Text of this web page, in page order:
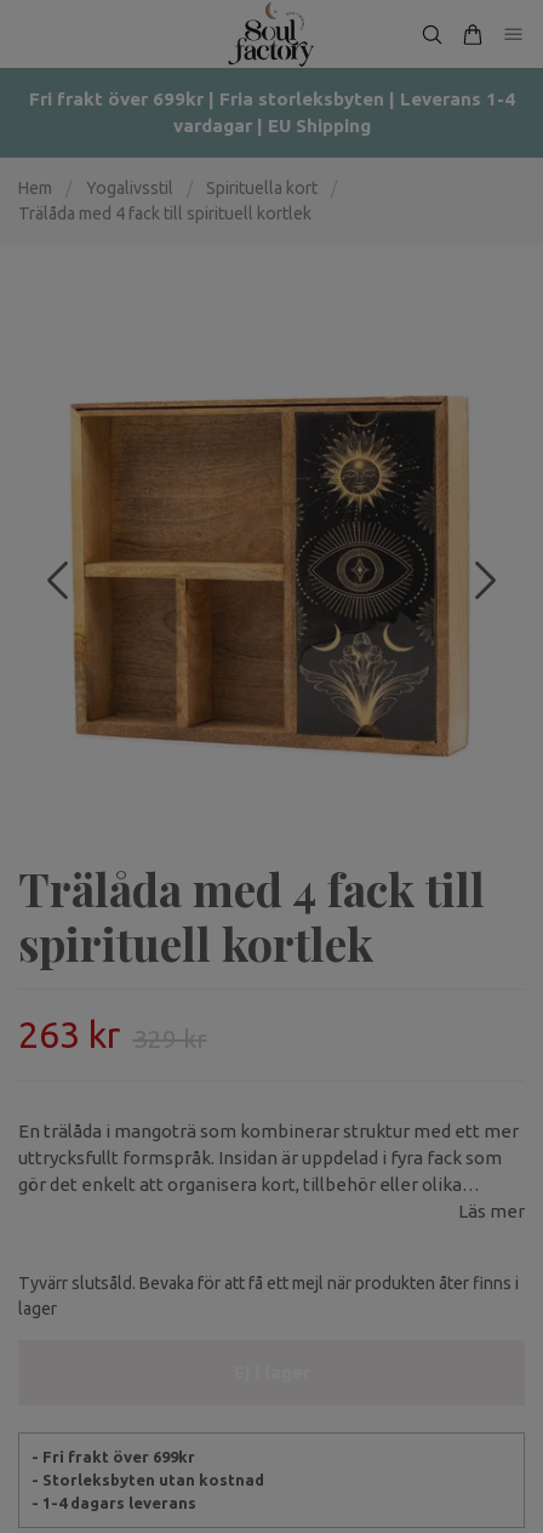
Fri frakt över 699kr | Fria storleksbyten | Leverans 1-4
vardagar | EU Shipping
Hem Yogalivsstil Spirituella kort
Trälåda med 4 fack till spirituell kortlek
Trälåda med 4 fack till
spirituell kortlek
263 kr 329 kr
En trälåda i mangoträ som kombinerar struktur med ett mer
uttrycksfullt formspråk. Insidan är uppdelad i fyra fack som
gör det enkelt att organisera kort, tillbehör eller olika
Läs mer
Tyvärr slutsåld. Bevaka för att få ett mejl när produkten åter finns i
lager
- Fri frakt över 699kr
- Storleksbyten utan kostnad
- 1-4 dagars leverans